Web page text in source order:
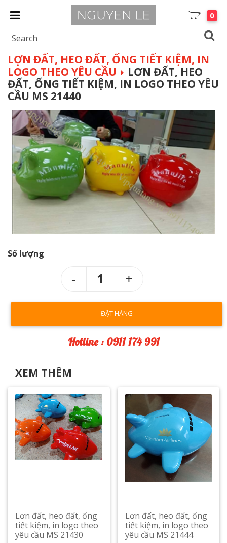
0
LỢN ĐẤT, HEO ĐẤT, ỐNG TIẾT KIỆM, IN
LOGO THEO YÊU CẦU
LƠN ĐẤT, HEO
ĐẤT, ỐNG TIẾT KIỆM, IN LOGO THEO YÊU
CẦU MS 21440
Số lượng
1
ĐẶT HÀNG
Hotline : 0911 174 991
XEM THÊM
Lơn đất, heo đất, ống
tiết kiệm, in logo theo
yêu cầu MS 21430
Lơn đất, heo đất, ống
tiết kiệm, in logo theo
yêu cầu MS 21444